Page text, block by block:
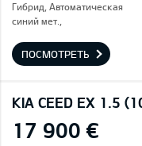
Гибрид, Автоматическая
синий мет.,
ПОСМОТРЕТЬ
KIA CEED EX 1.5
17 900 €